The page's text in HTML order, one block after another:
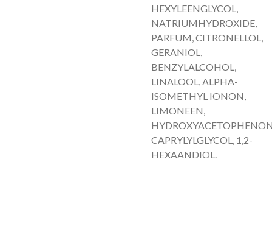
HEXYLEENGLYCOL,
NATRIUMHYDROXIDE,
PARFUM, CITRONELLOL,
GERANIOL,
BENZYLALCOHOL,
LINALOOL, ALPHA-
ISOMETHYL IONON,
LIMONEEN,
CAPRYLYLGLYCOL, 1,2-
HEXAANDIOL.